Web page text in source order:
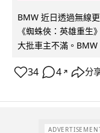
BMW 近日透過無線
《蜘蛛俠：英雄重生
大批車主不滿。BMW
34 4 ↗ 分